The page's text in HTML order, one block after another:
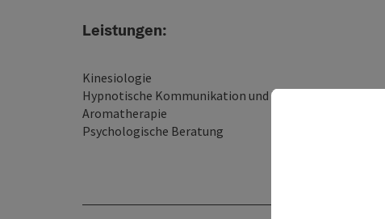
Leistungen:
Kinesiologie
Hypnotische Kommunikation und Trancereise
Aromatherapie
Psychologische Beratung